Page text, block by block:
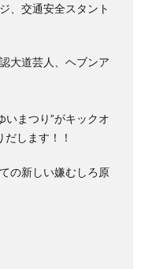
、交通安全スタント
大道芸人、ヘブンア
いまつり”がキックオ
します！！
の新しい嫌むしろ原